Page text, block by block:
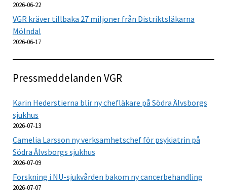
2026-06-22
VGR kräver tillbaka 27 miljoner från Distriktsläkarna
Mölndal
2026-06-17
Pressmeddelanden VGR
Karin Hederstierna blir ny chefläkare på Södra Älvsborgs
sjukhus
2026-07-13
Camelia Larsson ny verksamhetschef för psykiatrin på
Södra Älvsborgs sjukhus
2026-07-09
Forskning i NU-sjukvården bakom ny cancerbehandling
2026-07-07